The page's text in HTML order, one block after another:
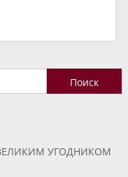
Найти:
УГОДНИКОМ